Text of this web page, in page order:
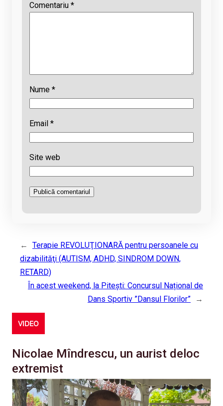
Comentariu *
Nume *
Email *
Site web
←
Terapie REVOLUŢIONARĂ pentru persoanele cu
dizabilităţi (AUTISM, ADHD, SINDROM DOWN,
RETARD)
În acest weekend, la Pitești: Concursul Național de
Dans Sportiv ”Dansul Florilor”
→
VIDEO
Nicolae Mîndrescu, un aurist deloc
extremist